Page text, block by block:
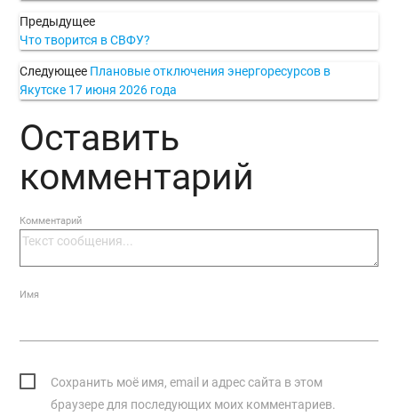
Предыдущее
Что творится в СВФУ?
Следующее Плановые отключения энергоресурсов в
Якутске 17 июня 2026 года
Оставить
комментарий
Комментарий
Имя
Сохранить моё имя, email и адрес сайта в этом
браузере для последующих моих комментариев.